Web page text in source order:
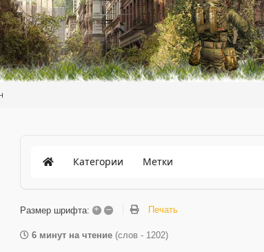
Категории Метки
Размер шрифта: + – Печать
6 минут на чтение (слов - 1202)